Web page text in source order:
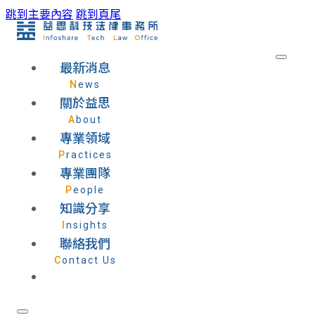
跳到主要內容 跳到頁尾
最新消息
News
關於益思
About
專業領域
Practices
專業團隊
People
知識分享
Insights
聯絡我們
Contact Us